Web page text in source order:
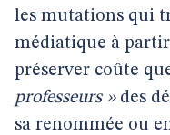
les mutations qui
médiatique à partir
préserver coûte
professeurs »des
sa renommée ou